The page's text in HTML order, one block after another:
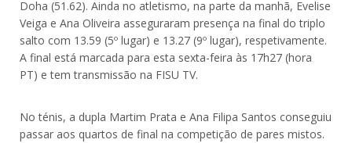
Doha (51.62). Ainda no atletismo, na parte da manhã, Evelise
Veiga e Ana Oliveira asseguraram presença na final do triplo
salto com 13.59 (5º lugar) e 13.27 (9º lugar), respetivamente.
A final está marcada para esta sexta-feira às 17h27 (hora
PT) e tem transmissão na FISU TV.
No ténis, a dupla Martim Prata e Ana Filipa Santos conseguiu
passar aos quartos de final na competição de pares mistos.